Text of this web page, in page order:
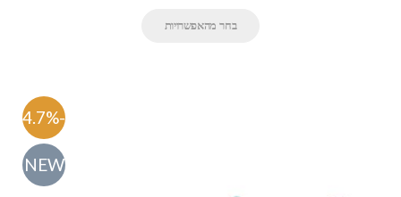
בחר מהאפשרויות
-54.7%
NEW